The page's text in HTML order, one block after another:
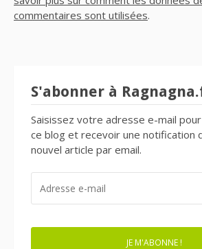
commentaires sont utilisées.
S'abonner à
Saisissez votre adresse e-mail
ce blog et recevoir une notification
nouvel article par email.
MAIL
JE M'ABONNE !